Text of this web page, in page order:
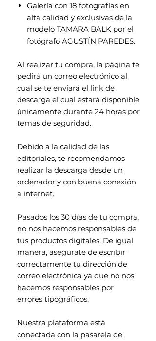
Galería con 18 fotografías en
alta calidad y exclusivas de la
modelo TAMARA BALK por el
fotógrafo AGUSTÍN PAREDES.
Al realizar tu compra, la página te
pedirá un correo electrónico al
cual se te enviará el link de
descarga el cual estará disponible
únicamente durante 24 horas por
temas de seguridad.
Debido a la calidad de las
editoriales, te recomendamos
realizar la descarga desde un
ordenador y con buena conexión
a internet.
Pasados los 30 días de tu compra,
no nos hacemos responsables de
tus productos digitales. De igual
manera, asegúrate de escribir
correctamente tu dirección de
correo electrónica ya que no nos
hacemos responsables por
errores tipográficos.
Nuestra plataforma está
conectada con la pasarela de